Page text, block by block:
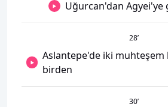
Uğurcan'dan Agyei'ye
28’
Aslantepe'de iki muhteşem
birden
30’